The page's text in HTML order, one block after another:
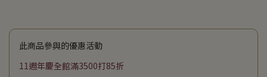
此商品參與的優惠活動
11週年慶全館滿3500打85折